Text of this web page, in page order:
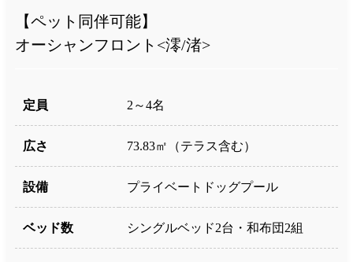
【ペット同伴可能】
オーシャンフロント<澪/渚>
定員 2～4名
広さ 73.83㎡（テラス含む）
設備 プライベートドッグプール
ベッド数 シングルベッド2台・和布団2組